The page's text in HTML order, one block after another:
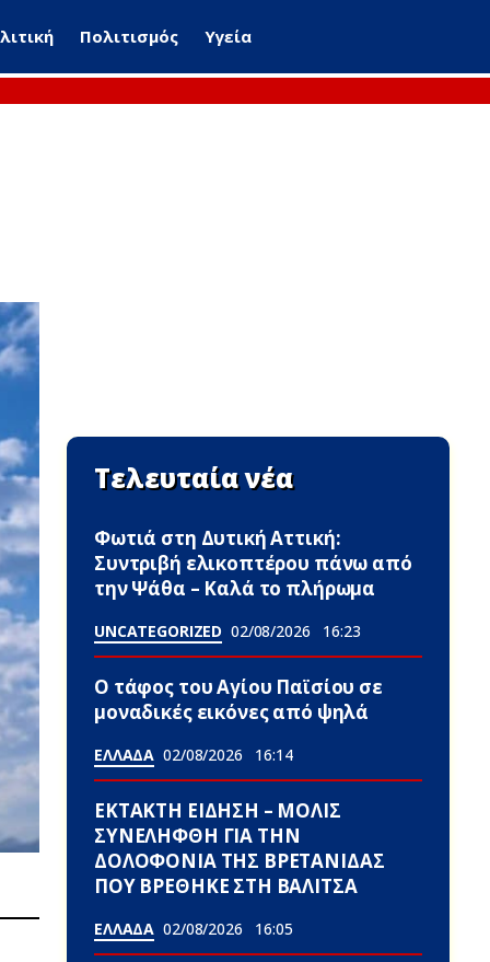
Πολιτισμός Υγεία
Τελευταία νέα
Φωτιά στη Δυτική Αττική:
Συντριβή ελικοπτέρου πάνω από
την Ψάθα – Καλά το πλήρωμα
UNCATEGORIZED 02/08/2026 16:23
Ο τάφος του Αγίου Παϊσίου σε
μοναδικές εικόνες από ψηλά
ΕΛΛΑΔΑ 02/08/2026 16:14
ΕΚΤΑΚΤΗ ΕΙΔΗΣΗ – ΜΟΛΙΣ
ΣΥΝΕΛΗΦΘΗ ΓΙΑ ΤΗΝ
ΔΟΛΟΦΟΝΙΑ ΤΗΣ ΒΡΕΤΑΝΙΔΑΣ
ΠΟΥ ΒΡΕΘΗΚΕ ΣΤΗ ΒΑΛΙΤΣΑ
ΕΛΛΑΔΑ 02/08/2026 16:05